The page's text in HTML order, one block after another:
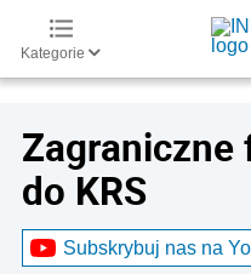
Kategorie
Zagraniczne
do KRS
Subskrybuj nas na